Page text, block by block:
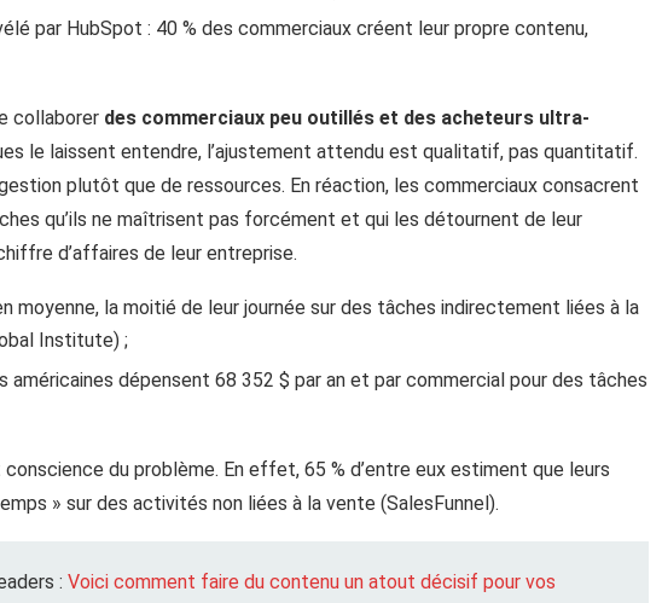
par HubSpot : 40 % des commerciaux créent leur propre contenu,
collaborer des commerciaux peu outillés et des acheteurs ultra-
le laissent entendre, l’ajustement attendu est qualitatif, pas quantitatif.
plutôt que de ressources. En réaction, les commerciaux consacrent
qu’ils ne maîtrisent pas forcément et qui les détournent de leur
d’affaires de leur entreprise.
moyenne, la moitié de leur journée sur des tâches indirectement liées à la
Institute) ;
américaines dépensent 68 352 $ par an et par commercial pour des tâches
du problème. En effet, 65 % d’entre eux estiment que leurs
» sur des activités non liées à la vente (SalesFunnel).
: Voici comment faire du contenu un atout décisif pour vos